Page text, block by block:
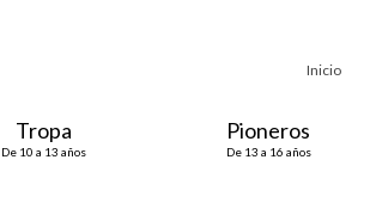
Inicio
Tropa
De 10 a 13 años
Pioneros
De 13 a 16 años